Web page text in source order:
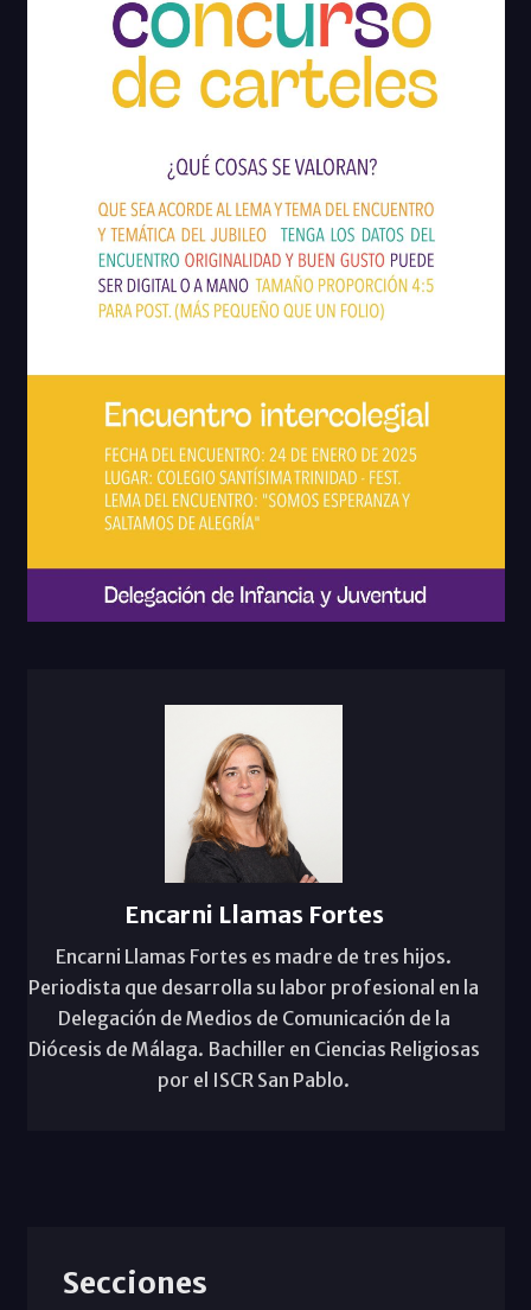
Encarni Llamas Fortes
Encarni Llamas Fortes es madre de tres hijos.
Periodista que desarrolla su labor profesional en la
Delegación de Medios de Comunicación de la
Diócesis de Málaga. Bachiller en Ciencias Religiosas
por el ISCR San Pablo.
Secciones